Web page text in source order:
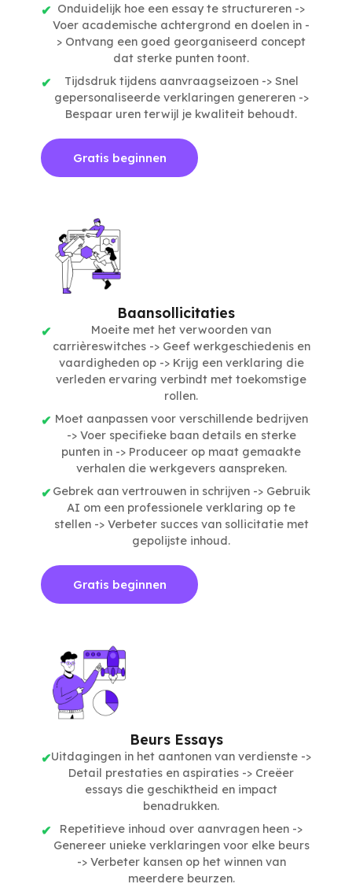
Onduidelijk hoe een essay te structureren ->
Voer academische achtergrond en doelen in -
> Ontvang een goed georganiseerd concept
dat sterke punten toont.
Tijdsdruk tijdens aanvraagseizoen -> Snel
gepersonaliseerde verklaringen genereren ->
Bespaar uren terwijl je kwaliteit behoudt.
Gratis beginnen
Baansollicitaties
Moeite met het verwoorden van
carrièreswitches -> Geef werkgeschiedenis en
vaardigheden op -> Krijg een verklaring die
verleden ervaring verbindt met toekomstige
rollen.
Moet aanpassen voor verschillende bedrijven
-> Voer specifieke baan details en sterke
punten in -> Produceer op maat gemaakte
verhalen die werkgevers aanspreken.
Gebrek aan vertrouwen in schrijven -> Gebruik
AI om een professionele verklaring op te
stellen -> Verbeter succes van sollicitatie met
gepolijste inhoud.
Gratis beginnen
Beurs Essays
Uitdagingen in het aantonen van verdienste ->
Detail prestaties en aspiraties -> Creëer
essays die geschiktheid en impact
benadrukken.
Repetitieve inhoud over aanvragen heen ->
Genereer unieke verklaringen voor elke beurs
-> Verbeter kansen op het winnen van
meerdere beurzen.